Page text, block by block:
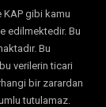
KAP gibi kamu
edilmektedir. Bu
Bu
verilerin ticari
bir zarardan
tutulamaz.